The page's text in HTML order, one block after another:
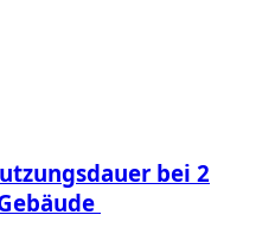
bei 2